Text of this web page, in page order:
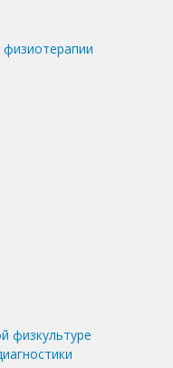
физкультуре